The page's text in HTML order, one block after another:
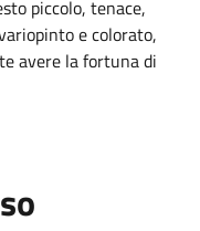
piccolo, tenace,
e colorato,
avere la fortuna di